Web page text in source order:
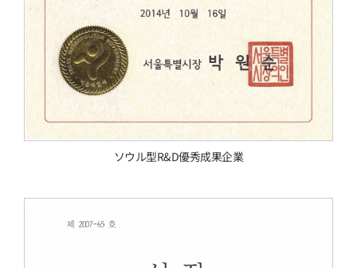
ソウル型R&D優秀成果企業